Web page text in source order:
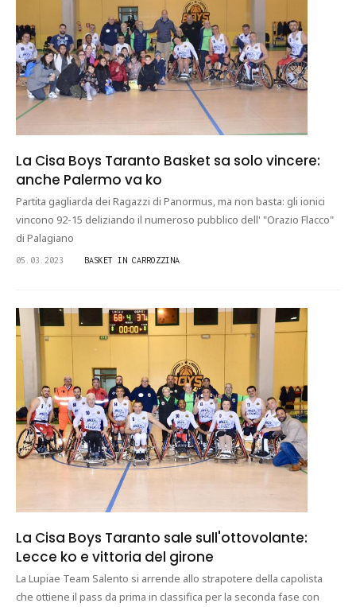
La Cisa Boys Taranto Basket sa solo vincere:
anche Palermo va ko
Partita gagliarda dei Ragazzi di Panormus, ma non basta: gli ionici
vincono 92-15 deliziando il numeroso pubblico dell' "Orazio Flacco"
di Palagiano
05.03.2023 BASKET IN CARROZZINA
La Cisa Boys Taranto sale sull'ottovolante:
Lecce ko e vittoria del girone
La Lupiae Team Salento si arrende allo strapotere della capolista
che ottiene il pass da prima in classifica per la seconda fase con